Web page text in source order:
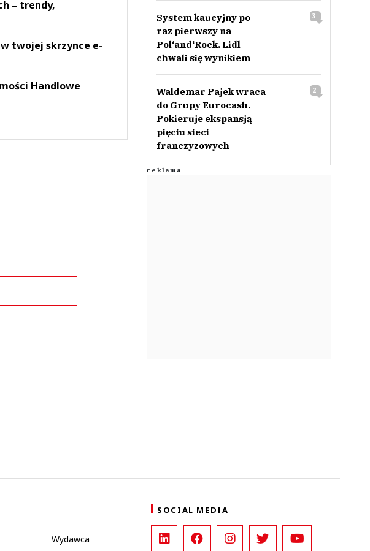
– trendy,
twojej skrzynce e-
Handlowe
System kaucyjny po
raz pierwszy na
Pol‘and‘Rock. Lidl
chwali się wynikiem
3
Waldemar Pajek wraca
do Grupy Eurocash.
Pokieruje ekspansją
pięciu sieci
franczyzowych
2
Wydawca
SOCIAL MEDIA